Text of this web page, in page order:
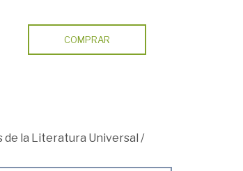
COMPRAR
de la Literatura Universal /